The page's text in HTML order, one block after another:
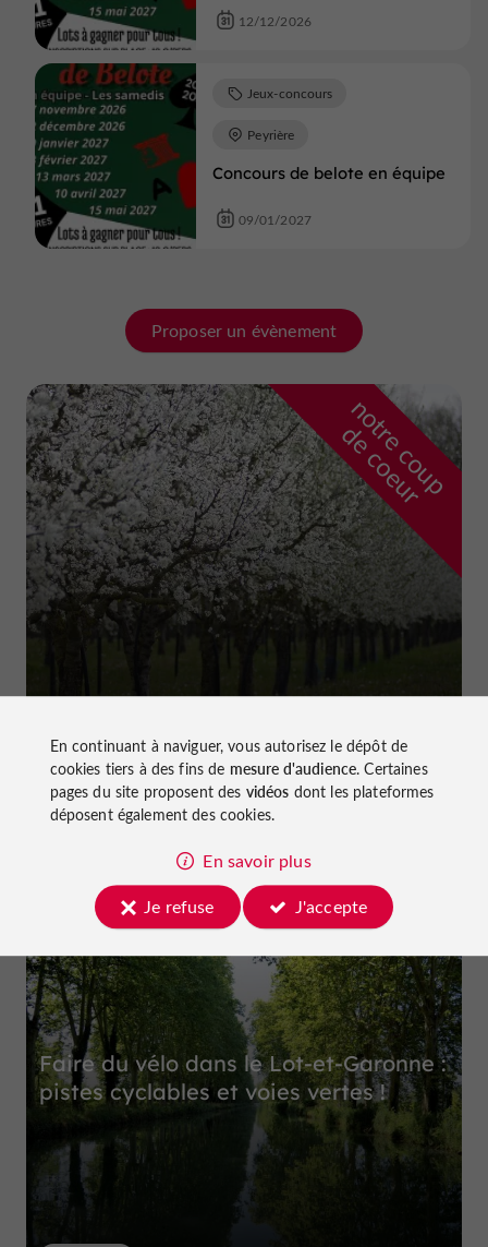
12/12/2026
Concours de belote en équipe
Jeux-concours
Peyrière
09/01/2027
Proposer un évènement
n
o
t
r
e
c
o
u
p
d
e
c
o
e
u
r
à Lafitte-sur-Lot
Top expériences
Faire du vélo dans le Lot-et-Garonne :
pistes cyclables et voies vertes !
En continuant à naviguer, vous autorisez le dépôt de
cookies tiers à des fins de mesure d'audience. Certaines
pages du site proposent des vidéos dont les plateformes
déposent également des cookies.
En savoir plus
Je refuse
J'accepte